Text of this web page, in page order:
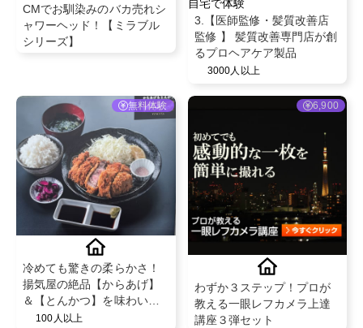
CMでお馴染みのバカ売れシ
ャワーヘッド！【ミラブル
シリーズ】
自宅で体験
3.【医師監修・髪質改善店
監修 】 髪質改善専門店が創
るプロヘアケア製品
3000人以上
無料体験
冷めても驚きの柔らかさ！
揚気屋の絶品【からあげ】
＆【とんかつ】を味わいま
せんか✨？？
100人以上
6,900
わずか３ステップ！プロが
教える一眼レフカメラ上達
講座３弾セット